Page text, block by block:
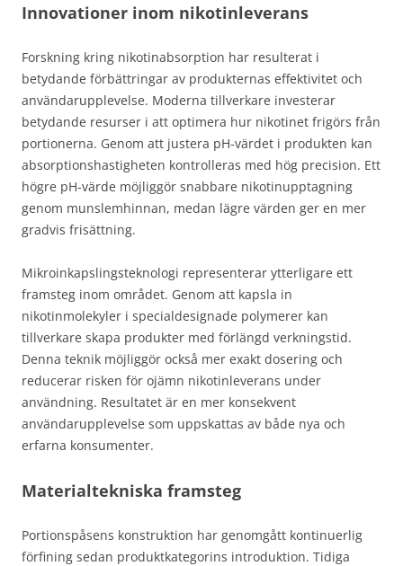
Innovationer inom nikotinleverans
Forskning kring nikotinabsorption har resulterat i
betydande förbättringar av produkternas effektivitet och
användarupplevelse. Moderna tillverkare investerar
betydande resurser i att optimera hur nikotinet frigörs från
portionerna. Genom att justera pH-värdet i produkten kan
absorptionshastigheten kontrolleras med hög precision. Ett
högre pH-värde möjliggör snabbare nikotinupptagning
genom munslemhinnan, medan lägre värden ger en mer
gradvis frisättning.
Mikroinkapslingsteknologi representerar ytterligare ett
framsteg inom området. Genom att kapsla in
nikotinmolekyler i specialdesignade polymerer kan
tillverkare skapa produkter med förlängd verkningstid.
Denna teknik möjliggör också mer exakt dosering och
reducerar risken för ojämn nikotinleverans under
användning. Resultatet är en mer konsekvent
användarupplevelse som uppskattas av både nya och
erfarna konsumenter.
Materialtekniska framsteg
Portionspåsens konstruktion har genomgått kontinuerlig
förfining sedan produktkategorins introduktion. Tidiga